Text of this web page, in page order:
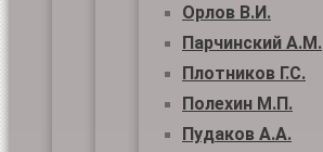
Орлов В.И.
Парчинский А.М.
Плотников Г.С.
Полехин М.П.
Пудаков А.А.